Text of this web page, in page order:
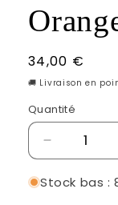
Prix
habituel
34,00 €
🚚 Livraison en
Quantité
Réduire
la
quantité
Stock bas :